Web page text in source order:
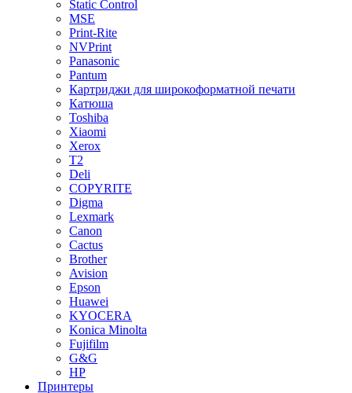
Static Control
MSE
Print-Rite
NVPrint
Panasonic
Pantum
Картриджи для широкоформатной печати
Катюша
Toshiba
Xiaomi
Xerox
T2
Deli
COPYRITE
Digma
Lexmark
Canon
Cactus
Brother
Avision
Epson
Huawei
KYOCERA
Konica Minolta
Fujifilm
G&G
HP
Принтеры